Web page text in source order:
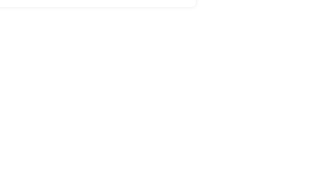
ändern kann.
in bestimmten
für Rechnung von US-
in denen dies nach
enthaltenen
US-Personen oder in den
als Indikator handelbarer